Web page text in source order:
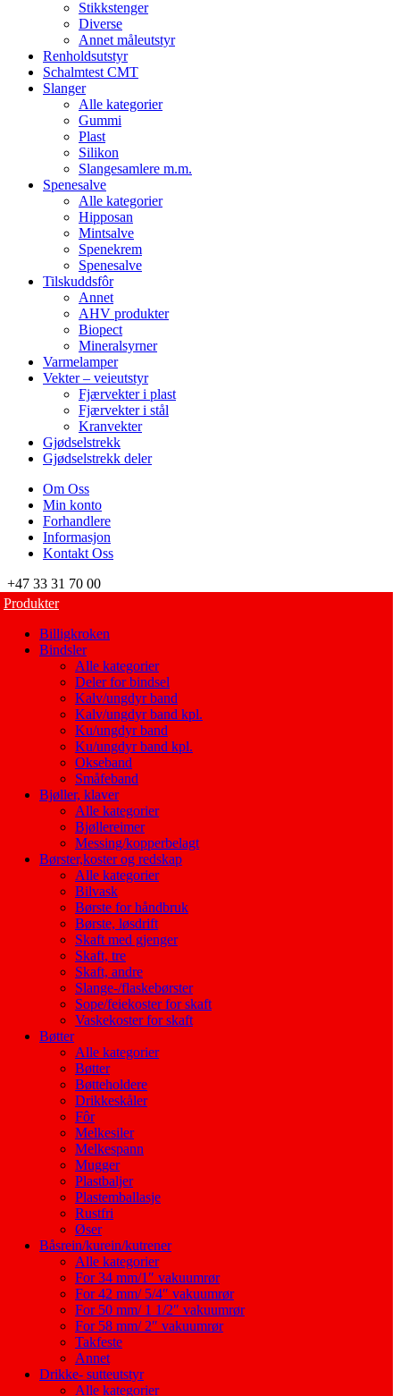
Stikkstenger
Diverse
Annet måleutstyr
Renholdsutstyr
Schalmtest CMT
Slanger
Alle kategorier
Gummi
Plast
Silikon
Slangesamlere m.m.
Spenesalve
Alle kategorier
Hipposan
Mintsalve
Spenekrem
Spenesalve
Tilskuddsfôr
Annet
AHV produkter
Biopect
Mineralsyrner
Varmelamper
Vekter – veieutstyr
Fjærvekter i plast
Fjærvekter i stål
Kranvekter
Gjødselstrekk
Gjødselstrekk deler
Om Oss
Min konto
Forhandlere
Informasjon
Kontakt Oss
+47 33 31 70 00
Produkter
Billigkroken
Bindsler
Alle kategorier
Deler for bindsel
Kalv/ungdyr band
Kalv/ungdyr band kpl.
Ku/ungdyr band
Ku/ungdyr band kpl.
Okseband
Småfeband
Bjøller, klaver
Alle kategorier
Bjøllereimer
Messing/kopperbelagt
Børster,koster og redskap
Alle kategorier
Bilvask
Børste for håndbruk
Børste, løsdrift
Skaft med gjenger
Skaft, tre
Skaft, andre
Slange-/flaskebørster
Sope/feiekoster for skaft
Vaskekoster for skaft
Bøtter
Alle kategorier
Bøtter
Bøtteholdere
Drikkeskåler
Fôr
Melkesiler
Melkespann
Mugger
Plastbaljer
Plastemballasje
Rustfri
Øser
Båsrein/kurein/kutrener
Alle kategorier
For 34 mm/1″ vakuumrør
For 42 mm/ 5/4″ vakuumrør
For 50 mm/ 1 1/2″ vakuumrør
For 58 mm/ 2″ vakuumrør
Takfeste
Annet
Drikke- sutteutstyr
Alle kategorier